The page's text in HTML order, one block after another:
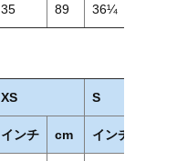
35 89 36¼
XS S
インチ cm インチ